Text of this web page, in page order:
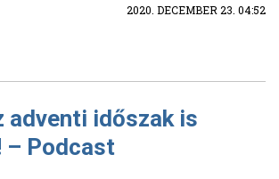
2020. DECEMBER 23. 04:52
adventi időszak is
– Podcast